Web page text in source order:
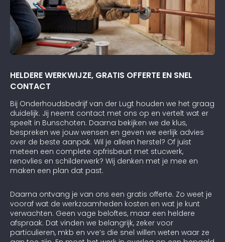
HELDERE WERKWIJZE, GRATIS OFFERTE EN SNEL
CONTACT
Bij Onderhoudsbedrijf van der Lugt houden we het graag
duidelijk. Jij neemt contact met ons op en vertelt wat er
speelt in Bunschoten. Daarna bekijken we de klus,
bespreken we jouw wensen en geven we eerlijk advies
over de beste aanpak. Wil je alleen herstel? Of juist
meteen een complete opfrisbeurt met stucwerk,
renovlies en schilderwerk? Wij denken met je mee en
maken een plan dat past.
Daarna ontvang je van ons een gratis offerte. Zo weet je
vooraf wat de werkzaamheden kosten en wat je kunt
verwachten. Geen vage beloftes, maar een heldere
afspraak. Dat vinden we belangrijk, zeker voor
particulieren, mkb en vve’s die snel willen weten waar ze